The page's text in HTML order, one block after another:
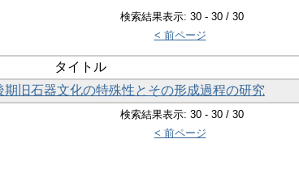
検索結果表示: 30 - 30 / 30
< 前ページ
タイトル
旧石器文化の特殊性とその形成過程の研究
検索結果表示: 30 - 30 / 30
< 前ページ